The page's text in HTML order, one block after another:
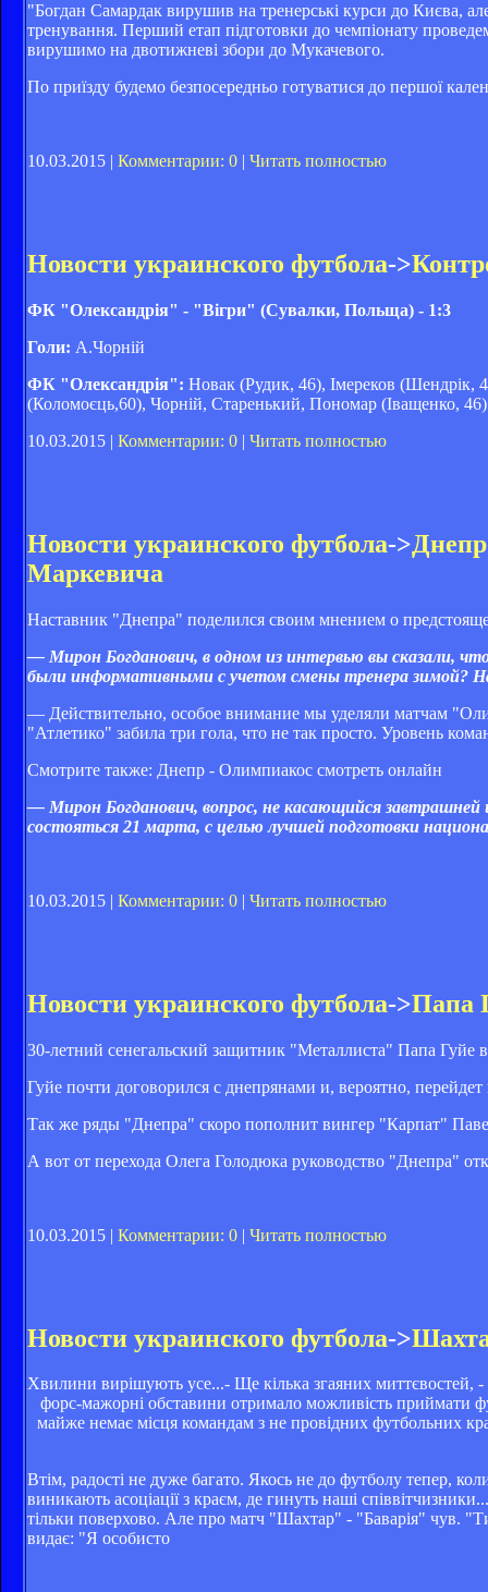
"Богдан Самардак вирушив на тренерські курси до Києва,
тренування. Перший етап підготовки до чемпіонату
вирушимо на двотижневі збори до Мукачевого.
По приїзду будемо безпосередньо готуватися до першої
10.03.2015 | Комментарии: 0 | Читать полностью
Новости украинского футбола->
ФК "Олександрія" - "Вігри" (Сувалки, Польща) - 1:3
Голи: А.Чорній
ФК "Олександрія": Новак (Рудик, 46), Імереков
(Коломоєць,60), Чорній, Старенький, Пономар (Іващенко,
10.03.2015 | Комментарии: 0 | Читать полностью
Новости украинского футбола->
Маркевича
Наставник "Днепра" поделился своим мнением о
— Мирон Богданович, в одном из интервью вы сказали,
были информативными с учетом смены тренера зимой?
— Действительно, особое внимание мы уделяли матчам
"Атлетико" забила три гола, что не так просто. Уровень
Смотрите также: Днепр - Олимпиакос смотреть онлайн
— Мирон Богданович, вопрос, не касающийся
состояться 21 марта, с целью лучшей подготовки
10.03.2015 | Комментарии: 0 | Читать полностью
Новости украинского футбола->Папа
30-летний сенегальский защитник "Металлиста" Папа
Гуйе почти договорился с днепрянами и, вероятно,
Так же ряды "Днепра" скоро пополнит вингер "Карпат"
А вот от перехода Олега Голодюка руководство "Днепра"
10.03.2015 | Комментарии: 0 | Читать полностью
Новости украинского футбола->
Хвилини вирішують усе...- Ще кілька згаяних миттєвостей, -
форс-мажорні обставини отримало можливість приймати
майже немає місця командам з не провідних футбольних
Втім, радості не дуже багато. Якось не до футболу тепер,
виникають асоціації з краєм, де гинуть наші
тільки поверхово. Але про матч "Шахтар" - "Баварія" чув.
видає: "Я особисто